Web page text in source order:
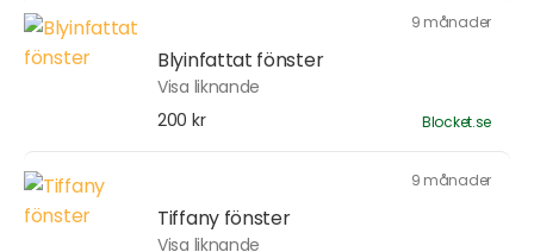
9 månader
Blyinfattat fönster
Visa liknande
200 kr
Blocket.se
9 månader
Tiffany fönster
Visa liknande